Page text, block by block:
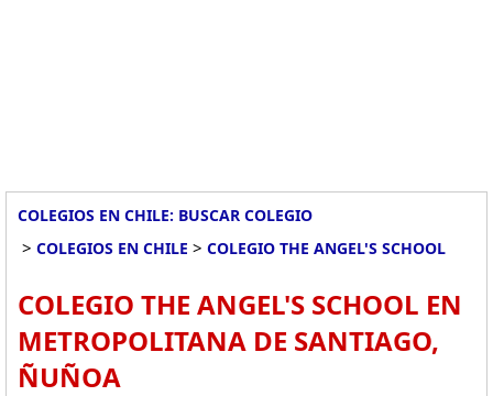
COLEGIOS EN CHILE: BUSCAR COLEGIO
> COLEGIOS EN CHILE > COLEGIO THE ANGEL'S SCHOOL
COLEGIO THE ANGEL'S SCHOOL EN
METROPOLITANA DE SANTIAGO,
ÑUÑOA